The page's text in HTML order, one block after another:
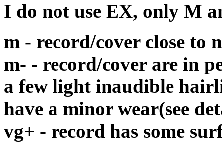
I do not use EX, only M
m - record/cover close
m- - record/cover are in
a few light inaudible
have a minor wear(see
vg+ - record has some